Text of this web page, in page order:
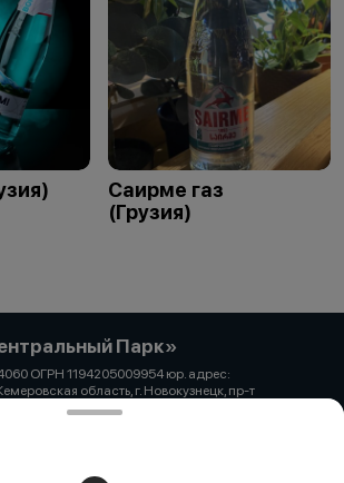
Саирме газ
(Грузия)
Парк»
ОГРН 1194205009954 юр. адрес:
область, г. Новокузнецк, пр-т
д. 1, офис 1 Банковские реквизиты: Банк: